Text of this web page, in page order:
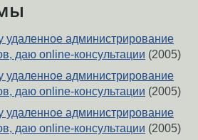
удаленное администрирование
даю online-консультации (2005)
удаленное администрирование
даю online-консультации (2005)
удаленное администрирование
даю online-консультации (2005)